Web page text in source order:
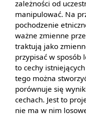
zależności od
manipulować. Na
pochodzenie
ważne zmienne
traktują jako
przypisać w sposób
to cechy
tego można
porównuje się
cechach. Jest to
nie ma w nim